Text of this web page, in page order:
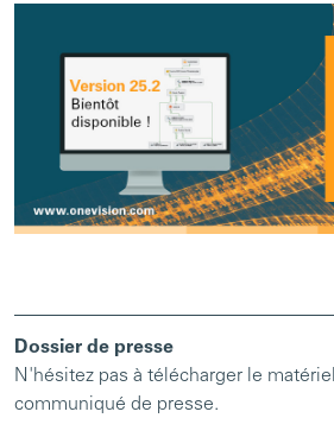
Dossier de presse
N'hésitez pas à télécharger le
communiqué de presse.